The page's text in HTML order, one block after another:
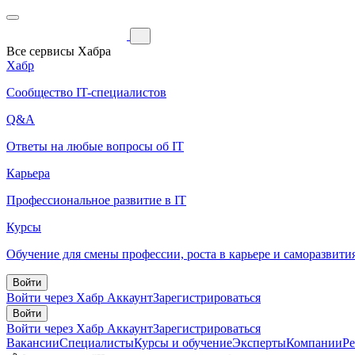
Все сервисы Хабра
Хабр
Сообщество IT-специалистов
Q&A
Ответы на любые вопросы об IT
Карьера
Профессиональное развитие в IT
Курсы
Обучение для смены профессии, роста в карьере и
Войти
Войти через Хабр АккаунтЗарегистрироваться
Войти
Войти через Хабр АккаунтЗарегистрироваться
ВакансииСпециалистыКурсы и обучениеЭкспертыКомпании